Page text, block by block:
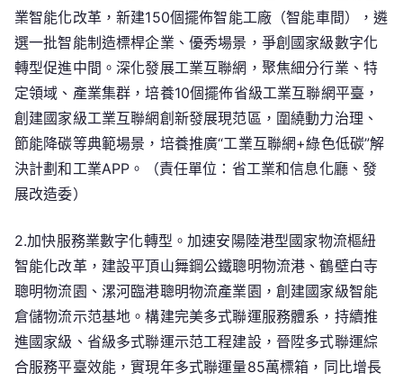
業智能化改革，新建150個擺佈智能工廠（智能車間），遴
選一批智能制造標桿企業、優秀場景，爭創國家級數字化
轉型促進中間。深化發展工業互聯網，聚焦細分行業、特
定領域、產業集群，培養10個擺佈省級工業互聯網平臺，
創建國家級工業互聯網創新發展現范區，圍繞動力治理、
節能降碳等典範場景，培養推廣“工業互聯網+綠色低碳”解
決計劃和工業APP。（責任單位：省工業和信息化廳、發
展改造委）
2.加快服務業數字化轉型。加速安陽陸港型國家物流樞紐
智能化改革，建設平頂山舞鋼公鐵聰明物流港、鶴壁白寺
聰明物流園、漯河臨港聰明物流產業園，創建國家級智能
倉儲物流示范基地。構建完美多式聯運服務體系，持續推
進國家級、省級多式聯運示范工程建設，晉陞多式聯運綜
合服務平臺效能，實現年多式聯運量85萬標箱，同比增長